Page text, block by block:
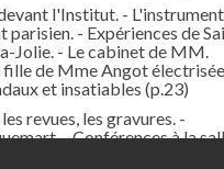
l'Institut. - L'instrument
- Expériences de
Jolie. - Le cabinet de MM.
de Mme Angot
et insatiables (p.23)
revues, les gravures. -
- Conférences à la